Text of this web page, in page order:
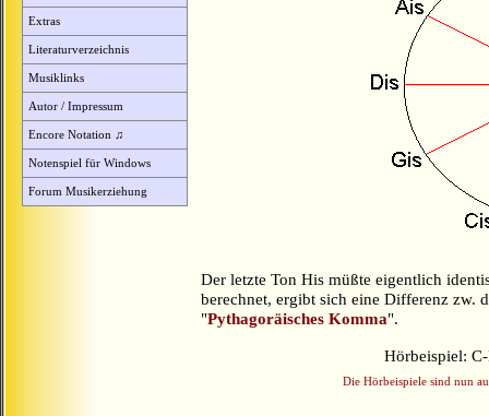
Extras
Literaturverzeichnis
Musiklinks
Autor / Impressum
Encore Notation ♫
Notenspiel für Windows
Forum Musikerziehung
Der letzte Ton His müßte eigentlich
berechnet, ergibt sich eine Differenz zw.
"Pythagoräisches Komma".
Hörbeispiel:
Die Hörbeispiele sind nun